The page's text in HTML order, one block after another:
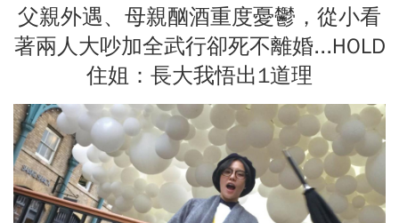
父親外遇、母親酗酒重度憂鬱，從小看
著兩人大吵加全武行卻死不離婚...HOLD
住姐：長大我悟出1道理